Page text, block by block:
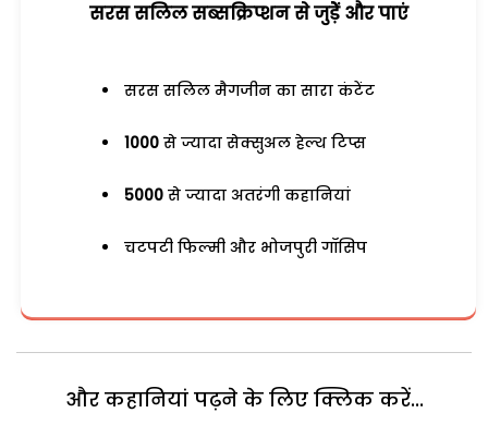
सरस सलिल सब्सक्रिप्शन से जुड़ेें और पाएं
सरस सलिल मैगजीन का सारा कंटेंट
1000 से ज्यादा सेक्सुअल हेल्थ टिप्स
5000 से ज्यादा अतरंगी कहानियां
चटपटी फिल्मी और भोजपुरी गॉसिप
और कहानियां पढ़ने के लिए क्लिक करें...